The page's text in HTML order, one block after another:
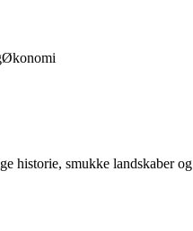
Økonomi
historie, smukke